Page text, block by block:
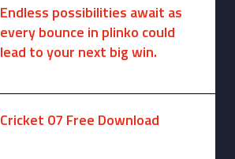
Endless possibilities await as
every bounce in plinko could
lead to your next big win.
Cricket 07 Free Download